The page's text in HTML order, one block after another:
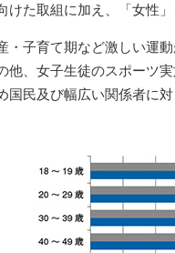
た取組に加え、「女性
・子育て期など激しい運
他、女子生徒のスポーツ
国民及び幅広い関係者に